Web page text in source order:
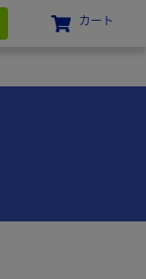
カート